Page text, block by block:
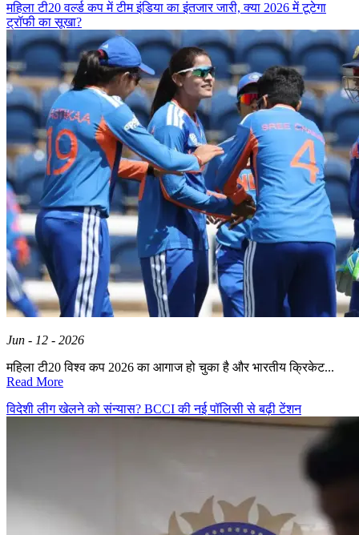
महिला टी20 वर्ल्ड कप में टीम इंडिया का इंतजार जारी, क्या 2026 में टूटेगा
ट्रॉफी का सूखा?
Jun - 12 - 2026
महिला टी20 विश्व कप 2026 का आगाज हो चुका है और भारतीय क्रिकेट...
Read More
विदेशी लीग खेलने को संन्यास? BCCI की नई पॉलिसी से बढ़ी टेंशन